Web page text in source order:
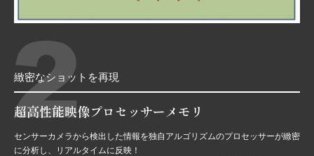
2
緻密なショットを再現
超高性能映像プロセッサーメモリ
センサーカメラから検出した情報を独自アルゴリズムのプロセッサーが緻密
に分析し、リアルタイムに反映！